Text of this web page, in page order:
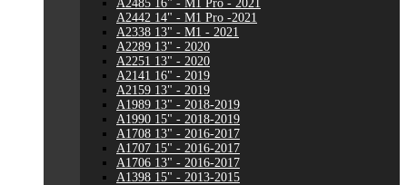
A2485 16" - M1 Pro - 2021
A2442 14" - M1 Pro -2021
A2338 13" - M1 - 2021
A2289 13" - 2020
A2251 13" - 2020
A2141 16" - 2019
A2159 13" - 2019
A1989 13" - 2018-2019
A1990 15" - 2018-2019
A1708 13" - 2016-2017
A1707 15" - 2016-2017
A1706 13" - 2016-2017
A1398 15" - 2013-2015